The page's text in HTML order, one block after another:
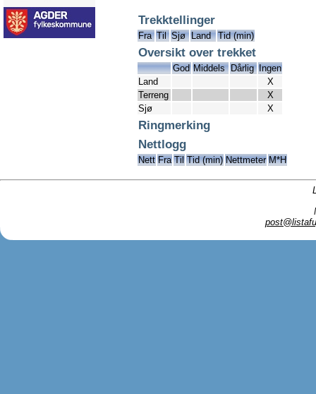
Trekktellinger
Fra Til Sjø Land Tid (min)
Oversikt over trekket
God Middels Dårlig Ingen
Land
X
Terreng
X
Sjø
X
Ringmerking
Nettlogg
Nett Fra Til Tid (min) Nettmeter M*H